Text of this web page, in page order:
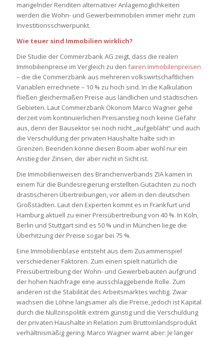
mangelnder Renditen alternativer Anlagemöglichkeiten
werden die Wohn- und Gewerbeimmobilen immer mehr zum
Investitionsschwerpunkt.
Wie teuer sind Immobilien wirklich?
Die Studie der Commerzbank AG zeigt, dass die realen
Immobilienpreise im Vergleich zu den fairen Immobilenpreisen
– die die Commerzbank aus mehreren volkswirtschaftlichen
Variablen errechnete – 10 % zu hoch sind. In die Kalkulation
fließen gleichermaßen Preise aus ländlichen und städtischen
Gebieten. Laut Commerzbank Ökonom Marco Wagner gehe
derzeit vom kontinuierlichen Preisanstieg noch keine Gefahr
aus, denn der Bausektor sei noch nicht „aufgebläht“ und auch
die Verschuldung der privaten Haushalte halte sich in
Grenzen. Beenden könne diesen Boom aber wohl nur ein
Anstieg der Zinsen, der aber nicht in Sicht ist.
Die Immobilienweisen des Branchenverbands ZIA kamen in
einem für die Bundesregierung erstellten Gutachten zu noch
drastischeren Übertreibungen, vor allem in den deutschen
Großstädten. Laut den Experten kommt es in Frankfurt und
Hamburg aktuell zu einer Preisübertreibung von 40 %. In Köln,
Berlin und Stuttgart sind es 50 % und in München liege die
Überhitzung der Preise sogar bei 75 %.
Eine Immobilienblase entsteht aus dem Zusammenspiel
verschiedener Faktoren. Zum einen spielt natürlich die
Preisübertreibung der Wohn- und Gewerbebauten aufgrund
der hohen Nachfrage eine ausschlaggebende Rolle. Zum
anderen ist die Stabilität des Arbeitsmarktes wichtig. Zwar
wachsen die Löhne langsamer als die Preise, jedoch ist Kapital
durch die Nullzinspolitik extrem günstig und die Verschuldung
der privaten Haushalte in Relation zum Bruttoinlandsprodukt
verhältnismäßig gering. Marco Wagner warnt aber: Je länger